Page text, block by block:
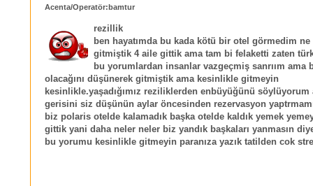
Acenta/Operatör:bamtur
rezillik
ben hayatımda bu kada kötü bir otel görmedim
gitmiştik 4 aile gittik ama tam bi felaketti zaten
bu yorumlardan insanlar vazgeçmiş sanrıım ama
olacağını düşünerek gitmiştik ama kesinlikle gitmeyin
kesinlikle.yaşadığımız reziliklerden enbüyüğünü söylüyorum
gerisini siz düşünün aylar öncesinden rezervasyon
biz polaris otelde kalamadık başka otelde kaldık yemek
gittik yani daha neler neler biz yandık başkaları yanmasın
bu yorumu kesinlikle gitmeyin paranıza yazık tatilden cok